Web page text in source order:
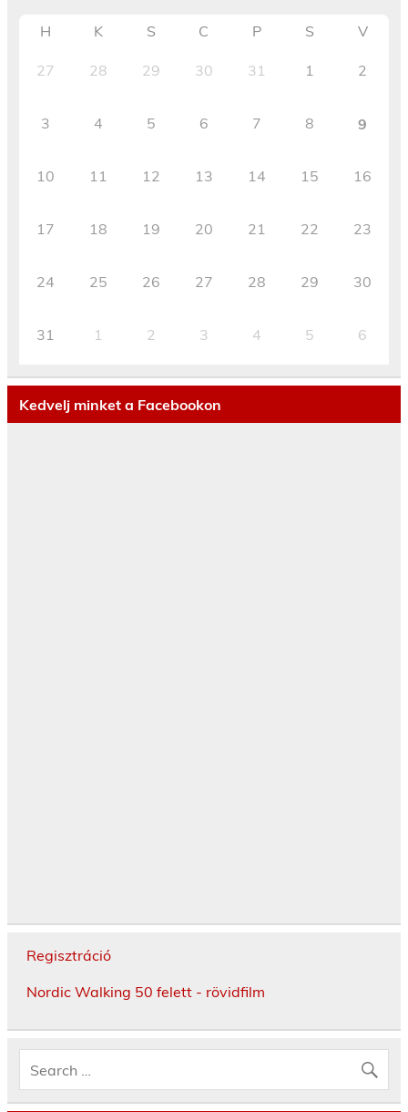
H K S C P S V
27 28 29 30 31 1 2
3 4 5 6 7 8 9
10 11 12 13 14 15 16
17 18 19 20 21 22 23
24 25 26 27 28 29 30
31 1 2 3 4 5 6
Kedvelj minket a Facebookon
Regisztráció
Nordic Walking 50 felett - rövidfilm